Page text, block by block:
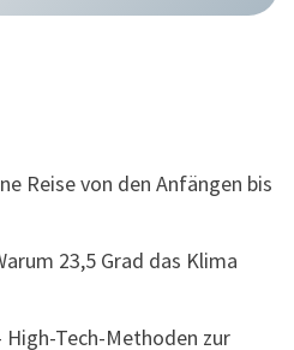
Reise von den Anfängen bis
23,5 Grad das Klima
Tech-Methoden zur